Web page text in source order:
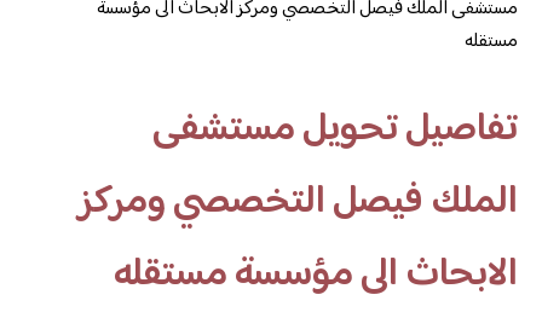
مستشفى الملك فيصل التخصصي ومركز الابحاث الى مؤسسة
مستقله
تفاصيل تحويل مستشفى
الملك فيصل التخصصي ومركز
الابحاث الى مؤسسة مستقله